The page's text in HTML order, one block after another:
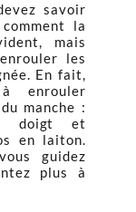
savoir
la
mais
les
En fait,
enrouler
manche :
doigt et
en laiton.
guidez
plus à